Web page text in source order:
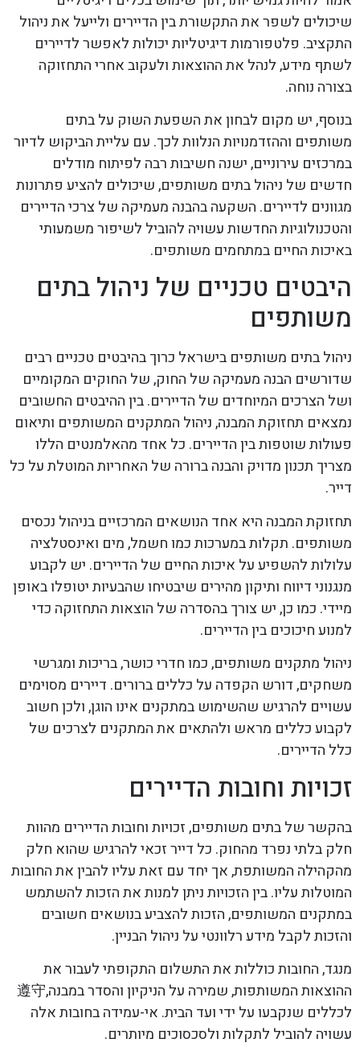
שיכולים לשפר את התקשורת בין הדיירים ולייעל את ניהול
התקציב. פלטפורמות דיגיטליות יכולות לאפשר לדיירים
לשתף מידע, לנהל את ההוצאות ולעקוב אחרי התחזוקה
בצורה נוחה.
בנוסף, יש מקום לבחון את השפעת השוק על בתים
משותפים וההזדמנויות הנלוות לכך. עם עליית הביקוש לדיור
במרכזים עירוניים, ישנה חשיבות רבה לפיתוח מודלים
חדשים של ניהול בתים משותפים, שיכולים להציע פתרונות
מגוונים לדיירים. השקעה בהבנה מעמיקה של צרכי הדיירים
והטכנולוגיות החדשות עשויה להוביל לשיפור משמעותי
באיכות החיים במתחמים משותפים.
היבטים טכניים של ניהול בתים
משותפים
ניהול בתים משותפים בישראל כרוך בהיבטים טכניים רבים
שדורשים הבנה מעמיקה של החוק, של החוקים המקומיים
ושל הצרכים המיוחדים של הדיירים. בין ההיבטים החשובים
נמצאים תחזוקת המבנה, ניהול המתקנים המשותפים ותיאום
פעולות שוטפות בין הדיירים. כל אחד מהאלמנטים הללו
מצריך תכנון מדויק והבנה ברורה של האחריות המוטלת על כל
דייר.
תחזוקת המבנה היא אחד הנושאים המרכזיים בניהול נכסים
משותפים. תקלות במערכות כמו חשמל, מים ואינסטלציה
עלולות להשפיע על איכות החיים של הדיירים. יש לקבוע
מנגנוני דיווח ותיקון מהירים שיבטיחו שהבעיות יטופלו באופן
מיידי. כמו כן, יש צורך בהסדרה של הוצאות התחזוקה כדי
למנוע חיכוכים בין הדיירים.
ניהול מתקנים משותפים, כמו חדרי כושר, בריכות ומגרשי
משחקים, דורש הקפדה על כללים ברורים. דיירים מסוימים
עשויים להרגיש שהשימוש במתקנים אינו הוגן, ולכן חשוב
לקבוע כללים מראש ולהתאים את המתקנים לצרכים של
כלל הדיירים.
זכויות וחובות הדיירים
בהקשר של בתים משותפים, זכויות וחובות הדיירים מהוות
חלק בלתי נפרד מהחוק. כל דייר זכאי להרגיש שהוא חלק
מהקהילה המשותפת, אך יחד עם זאת עליו להבין את החובות
המוטלות עליו. בין הזכויות ניתן למנות את הזכות להשתמש
במתקנים המשותפים, הזכות להצביע בנושאים חשובים
והזכות לקבל מידע רלוונטי על ניהול הבניין.
מנגד, החובות כוללות את התשלום התקופתי לעבור את
ההוצאות המשותפות, שמירה על הניקיון והסדר במבנה,遵守
לכללים שנקבעו על ידי ועד הבית. אי-עמידה בחובות אלה
עשויה להוביל לתקלות ולסכסוכים מיותרים.